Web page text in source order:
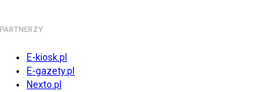
PARTNERZY
E-kiosk.pl
E-gazety.pl
Nexto.pl